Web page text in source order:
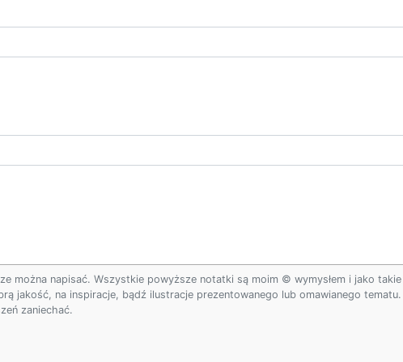
można napisać. Wszystkie powyższe notatki są moim © wymysłem i jako takie
jakość, na inspiracje, bądź ilustracje prezentowanego lub omawianego
zaniechać.